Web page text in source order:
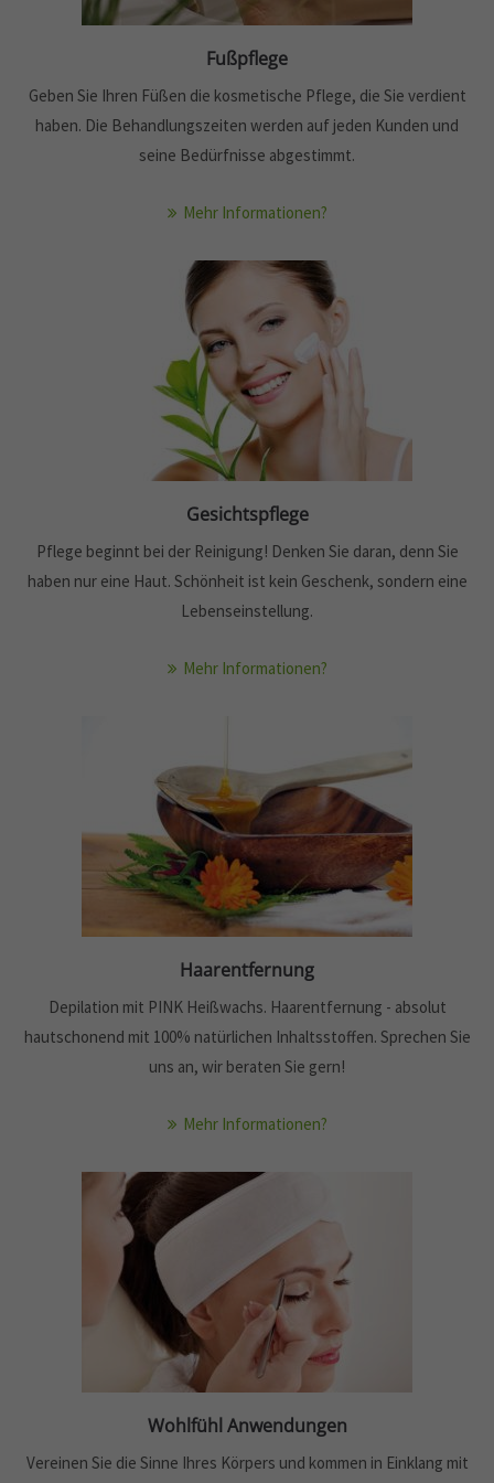
info@yourdomain.com
Lorem ipsum dolor sit amet, consectetuer adipiscing elit.
Aenean commodo ligula eget dolor. Aenean massa. Cum
Fußpflege
Geben Sie Ihren Füßen die kosmetische Pflege, die Sie verdient
haben. Die Behandlungszeiten werden auf jeden Kunden und
seine Bedürfnisse abgestimmt.
Mehr Informationen?
Gesichtspflege
Pflege beginnt bei der Reinigung! Denken Sie daran, denn Sie
haben nur eine Haut. Schönheit ist kein Geschenk, sondern eine
Lebenseinstellung.
Mehr Informationen?
Haarentfernung
Depilation mit PINK Heißwachs. Haarentfernung - absolut
hautschonend mit 100% natürlichen Inhaltsstoffen. Sprechen Sie
uns an, wir beraten Sie gern!
Mehr Informationen?
Wohlfühl Anwendungen
Vereinen Sie die Sinne Ihres Körpers und kommen in Einklang mit